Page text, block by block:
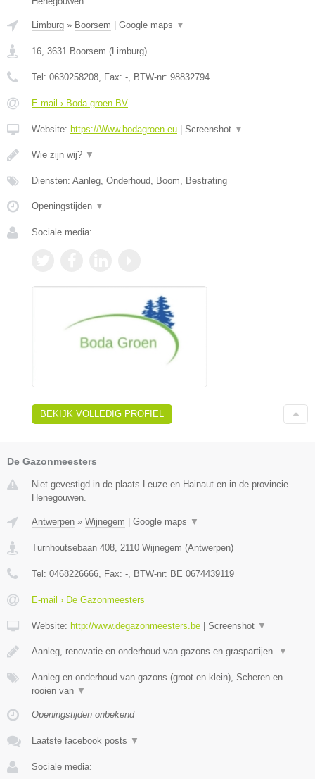
Limburg » Boorsem Google maps ▼
16, 3631 Boorsem (Limburg)
Tel: 0630258208, Fax: -, BTW-nr: 98832794
E-mail › Boda groen BV
Website: https://Www.bodagroen.eu Screenshot ▼
Wie zijn wij? ▼
Diensten: Aanleg, Onderhoud, Boom, Bestrating
Openingstijden ▼
Sociale media:
BEKIJK VOLLEDIG PROFIEL
De Gazonmeesters
Niet gevestigd in de plaats Leuze en Hainaut en in de provincie
Henegouwen.
Antwerpen » Wijnegem Google maps ▼
Turnhoutsebaan 408, 2110 Wijnegem (Antwerpen)
Tel: 0468226666, Fax: -, BTW-nr: BE 0674439119
E-mail › De Gazonmeesters
Website: http://www.degazonmeesters.be Screenshot ▼
Aanleg, renovatie en onderhoud van gazons en graspartijen. ▼
Aanleg en onderhoud van gazons (groot en klein), Scheren en
rooien van ▼
Openingstijden onbekend
Laatste facebook posts ▼
Sociale media: